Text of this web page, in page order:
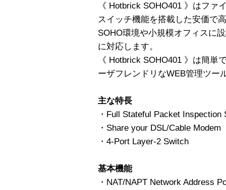
《 Hotbrick SOHO401 》はファ
スイッチ機能を搭載した安価で
SOHO環境や小規模オフィスに
に対応します。
《 Hotbrick SOHO401 》は簡単
ーザフレンドリなWEB管理ツー
主な特長
・Full Stateful Packet Inspection
・Share your DSL/Cable Modem
・4-Port Layer-2 Switch
基本機能
・NAT/NAPT Network Address